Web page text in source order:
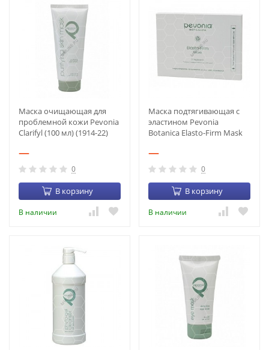
Маска очищающая для
проблемной кожи Pevonia
Clarifyl (100 мл) (1914-22)
—
0
В корзину
В наличии
Маска подтягивающая с
эластином Pevonia
Botanica Elasto-Firm Mask
—
0
В корзину
В наличии